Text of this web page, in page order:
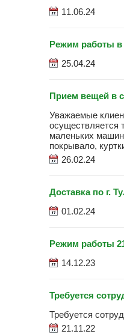
11.06.24
Режим работы в
25.04.24
Прием вещей в
Уважаемые
осуществляется
маленьких
покрывало,
26.02.24
Доставка по г.
01.02.24
Режим работы
14.12.23
Требуется
Требуется
21.11.22